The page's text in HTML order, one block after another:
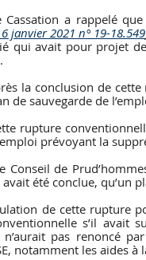
Cassation a rappelé
6 janvier 2021 n° 19-18.549
qui avait pour projet
la conclusion de
de sauvegarde de
rupture
prévoyant la
Conseil de
été conclue, qu’un
de cette rupture
s’il avait
pas renoncé
notamment les aides à